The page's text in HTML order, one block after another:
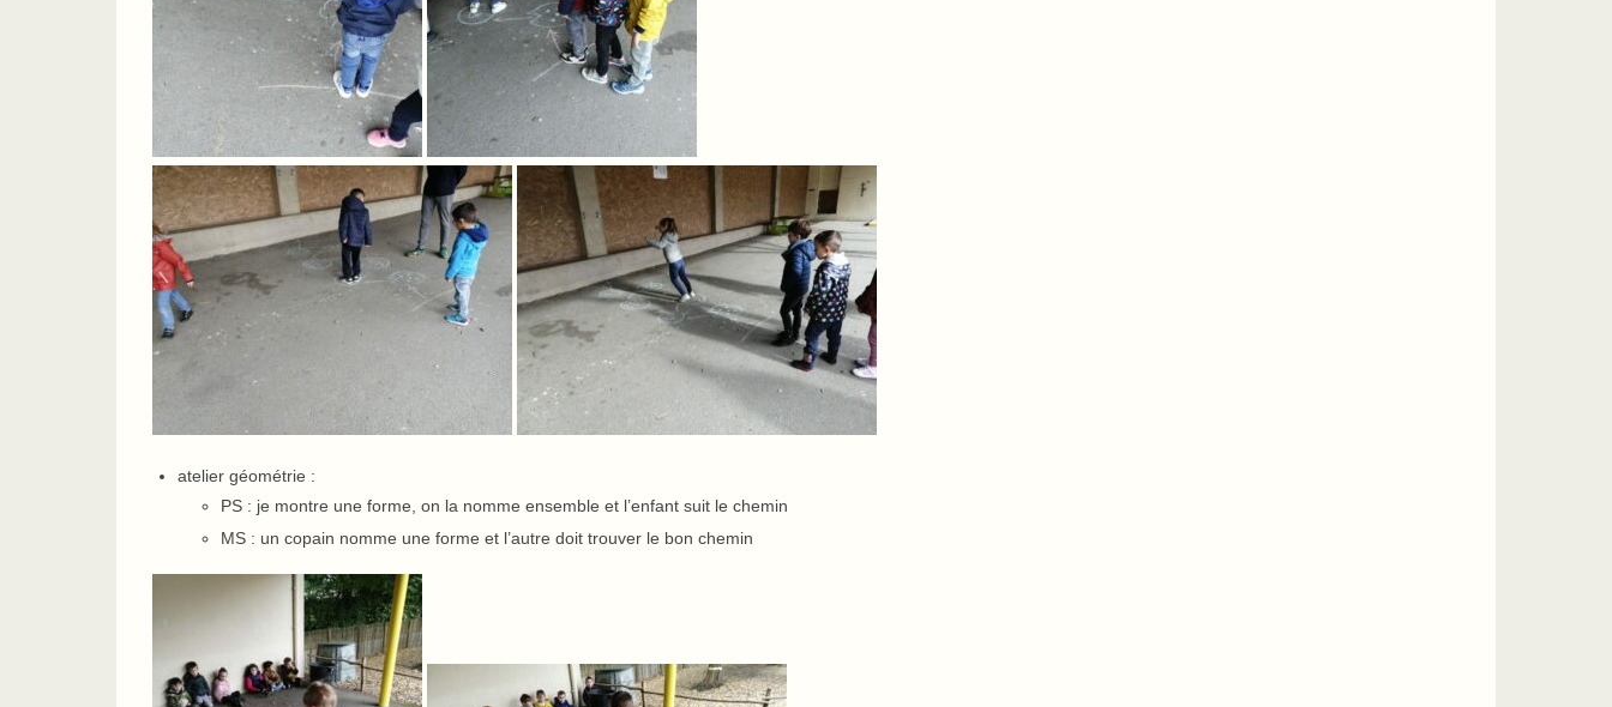
atelier géométrie :
PS : je montre une forme, on la nomme ensemble et l’enfant suit le chemin
MS : un copain nomme une forme et l’autre doit trouver le bon chemin